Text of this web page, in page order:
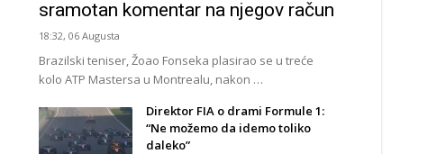
sramotan komentar na njegov račun
18:32, 06 Augusta
Brazilski teniser, Žoao Fonseka plasirao se u treće
kolo ATP Mastersa u Montrealu, nakon …
Direktor FIA o drami Formule 1:
“Ne možemo da idemo toliko
daleko”